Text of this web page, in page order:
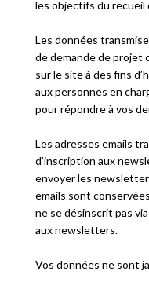
les objectifs du recueil
Les données
de demande de projet
sur le site à des fins
aux personnes en
pour répondre à vos
Les adresses emails
d’inscription aux
envoyer les
emails sont
ne se désinscrit pas
aux newsletters.
Vos données ne sont